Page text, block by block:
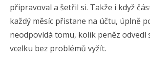
připravoval a šetřil si. Takže i když
každý měsíc přistane na účtu, úplně
neodpovídá tomu, kolik peněz odvedl
vcelku bez problémů vyžít.